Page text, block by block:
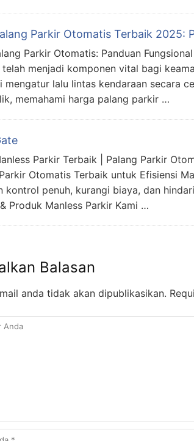
Parkir Otomatis Terbaik 2025:
Parkir Otomatis: Panduan
menjadi komponen vital bagi
mengatur lalu lintas kendaraan secara
memahami harga palang parkir …
Parkir Terbaik | Palang Parkir
Otomatis Terbaik untuk Efisiensi
kontrol penuh, kurangi biaya, dan
Produk Manless Parkir Kami …
Balasan
anda tidak akan dipublikasikan.